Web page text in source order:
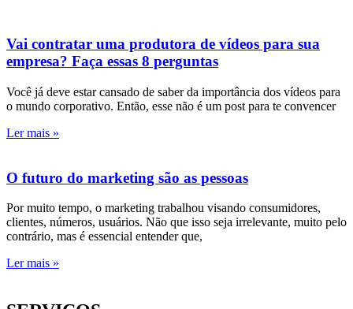
Vai contratar uma produtora de vídeos para sua
empresa? Faça essas 8 perguntas
Você já deve estar cansado de saber da importância dos vídeos para
o mundo corporativo. Então, esse não é um post para te convencer
Ler mais »
O futuro do marketing são as pessoas
Por muito tempo, o marketing trabalhou visando consumidores,
clientes, números, usuários. Não que isso seja irrelevante, muito pelo
contrário, mas é essencial entender que,
Ler mais »